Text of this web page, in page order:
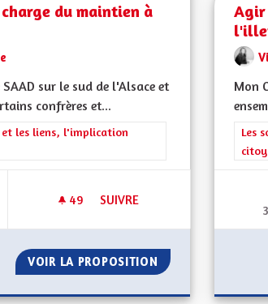
du maintien à
sur le sud de l'Alsace et
confrères et...
: Les solidarités, les soins et les liens,
et les liens, l'implication
49 49 ABONNÉS
SUIVRE
MEILLEURS PRISE EN CHARGE
VOIR LA PROPOSITION MEILLEURS
Agir
Mon
Les